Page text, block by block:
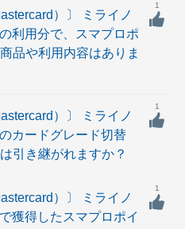
）〕 ミライノ
利用分で、スマプロポ
品や利用内容はありま
1
）〕 ミライノ
カードグレード切替
引き継がれますか？
1
）〕 ミライノ
獲得したスマプロポイ
1